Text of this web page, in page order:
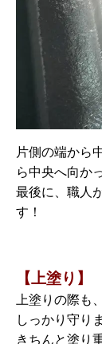
片側の端から
ら中央へ向か
最後に、職人
す！
【上塗り】
上塗りの際も
しっかり守り
きちんと塗り